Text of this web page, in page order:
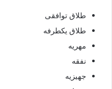
طلاق توافقی
طلاق یکطرفه
مهریه
نفقه
جهیزیه